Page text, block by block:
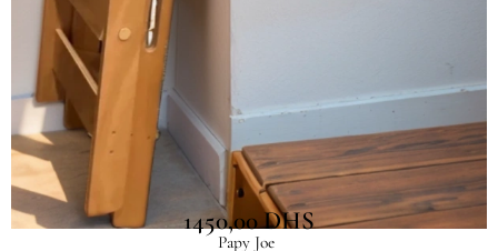
Tour d’apprentissage Pliable
Papy Joe
1450,00DHS